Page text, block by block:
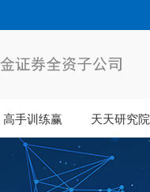
高手训练赢 天天研究院